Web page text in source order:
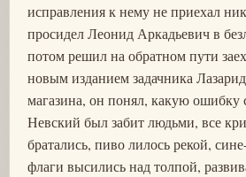
исправления к нему не приехал
просидел Леонид Аркадьевич в
потом решил на обратном пути
новым изданием задачника
магазина, он понял, какую ошибку
Невский был забит людьми, все
братались, пиво лилось рекой,
флаги высились над толпой,